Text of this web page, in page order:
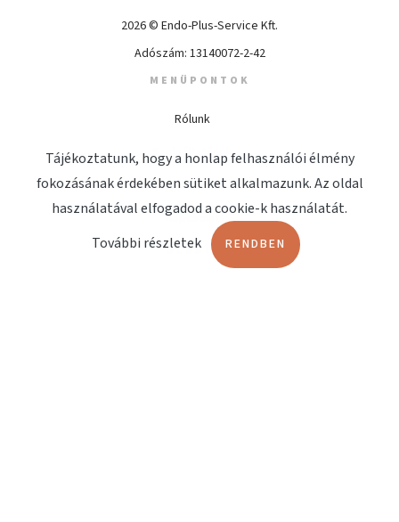
2026 © Endo-Plus-Service Kft.
Adószám: 13140072-2-42
MENÜPONTOK
Rólunk
Szolgáltatások
Megjelenések
Kapcsolat
OLDALAK
Tájékoztatunk, hogy a honlap felhasználói élmény
fokozásának érdekében sütiket alkalmazunk. Az oldal
használatával elfogadod a cookie-k használatát.
További részletek
RENDBEN